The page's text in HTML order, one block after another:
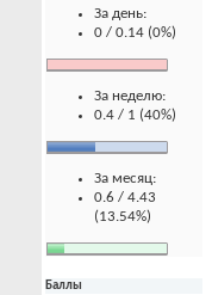
За день:
0 / 0.14 (0%)
За неделю:
0.4 / 1 (40%)
За месяц:
0.6 / 4.43
(13.54%)
Баллы